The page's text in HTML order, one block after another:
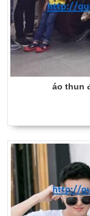
áo thun